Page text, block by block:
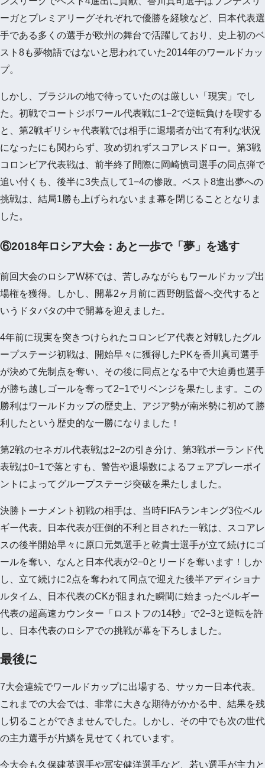
ーガとプレミアリーグそれぞれで優勝を経験など、日本代表選
手である多くの選手が欧州の舞台で活躍しており、史上初のベ
スト8も夢物語ではないと思われていた2014年のワールドカッ
プ。
しかし、ブラジルの地で待っていたのは厳しい「現実」でし
た。初戦でコートジボワール代表戦に1−2で逆転負けを喫する
と、第2戦ギリシャ代表戦では相手に退場者が出て有利な状況
になったにも関わらず、攻め切れずスコアレスドロー。第3戦
コロンビア代表戦は、前半終了間際に岡崎慎司選手の同点弾で
追い付くも、後半に3失点して1−4の惨敗。ベスト8進出夢への
挑戦は、結局1勝も上げられないまま幕を閉じることとなりま
した。
⑥2018年ロシア大会：あと一歩で「夢」を逃す
前回大会のロシアW杯では、苦しみながらもワールドカップ出
場権を獲得。しかし、開幕2ヶ月前に西野朗監督へ交代すると
いうドタバタの中で開幕を迎えました。
4年前に現実を突きつけられたコロンビア代表と対戦したグル
ープステージ初戦は、開始早々に獲得したPKを香川真司選手
が決めて先制点を奪い、その後に同点となる中で大迫勇也選手
が勝ち越しゴールを奪って2−1でリベンジを果たします。この
勝利はワールドカップの歴史上、アジア勢が南米勢に初めて勝
利したという歴史的な一勝になりました！
第2戦のセネガル代表戦は2−2の引き分け、第3戦ポーランド代
表戦は0−1で落とすも、警告や退場数によるフェアプレーポイ
ントによってグループステージ突破を果たしました。
決勝トーナメント初戦の相手は、当時FIFAランキング3位ベル
ギー代表。日本代表が圧倒的不利と目された一戦は、スコアレ
スの後半開始早々に原口元気選手と乾貴士選手が立て続けにゴ
ールを奪い、なんと日本代表が2−0とリードを奪います！しか
し、立て続けに2点を奪われて同点で迎えた後半アディショナ
ルタイム、日本代表のCKが阻まれた瞬間に始まったベルギー
代表の超高速カウンター「ロストフの14秒」で2−3と逆転を許
し、日本代表のロシアでの挑戦が幕を下ろしました。
最後に
7大会連続でワールドカップに出場する、サッカー日本代表。
これまでの大会では、非常に大きな期待がかかる中、結果を残
し切ることができませんでした。しかし、その中でも次の世代
の主力選手が片鱗を見せてくれています。
今大会も久保建英選手や冨安健洋選手など、若い選手が主力と